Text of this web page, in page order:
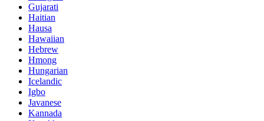
Gujarati
Haitian
Hausa
Hawaiian
Hebrew
Hmong
Hungarian
Icelandic
Igbo
Javanese
Kannada